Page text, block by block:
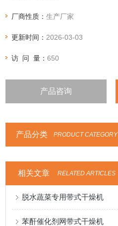
厂商性质：生产厂家
更新时间： 2026-03-03
访 问 量：650
产品咨询
产品分类 PRODUCT CATEGORY
相关文章 RELATED ARTICLES
脱水蔬菜专用带式干燥机
苯酐催化剂网带式干燥机